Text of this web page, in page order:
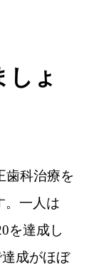
しょ
歯科治療を
。一人は
を達成し
成がほぼ